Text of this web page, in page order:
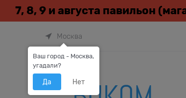
7, 8, 9 и августа павильон
Москва
Ваш город - Москва,
угадали?
Да Нет